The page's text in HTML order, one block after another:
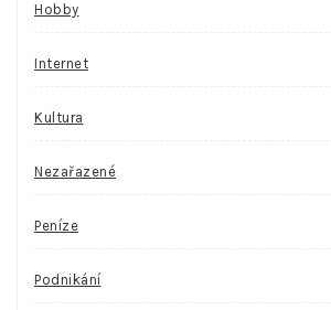
Hobby
Internet
Kultura
Nezařazené
Peníze
Podnikání